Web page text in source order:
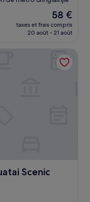
Le
nouveau
prix
de
58 €
58 €
taxes et frais compris
20 août - 21 août
Scenic
Area Branch)